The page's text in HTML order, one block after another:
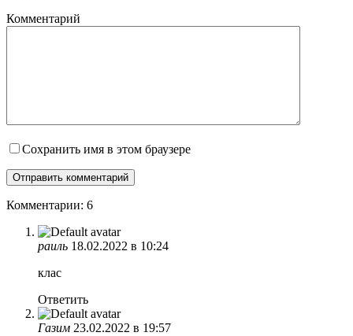
Комментарий
Сохранить имя в этом браузере
Комментарии: 6
раиль 18.02.2022 в 10:24
клас
Ответить
Газим 23.02.2022 в 19:57